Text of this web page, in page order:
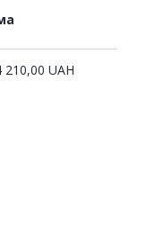
210,00 UAH